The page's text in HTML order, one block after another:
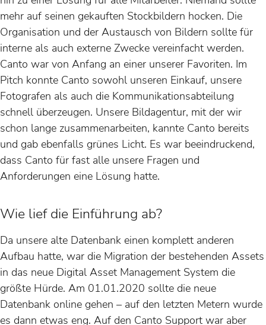
mehr auf seinen gekauften Stockbildern hocken. Die
Organisation und der Austausch von Bildern sollte für
interne als auch externe Zwecke vereinfacht werden.
Canto war von Anfang an einer unserer Favoriten. Im
Pitch konnte Canto sowohl unseren Einkauf, unsere
Fotografen als auch die Kommunikationsabteilung
schnell überzeugen. Unsere Bildagentur, mit der wir
schon lange zusammenarbeiten, kannte Canto bereits
und gab ebenfalls grünes Licht. Es war beeindruckend,
dass Canto für fast alle unsere Fragen und
Anforderungen eine Lösung hatte.
Wie lief die Einführung ab?
Da unsere alte Datenbank einen komplett anderen
Aufbau hatte, war die Migration der bestehenden Assets
in das neue Digital Asset Management System die
größte Hürde. Am 01.01.2020 sollte die neue
Datenbank online gehen – auf den letzten Metern wurde
es dann etwas eng. Auf den Canto Support war aber